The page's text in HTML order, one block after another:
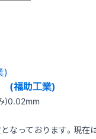
(福助工業)
)0.02mm
なっております。現在